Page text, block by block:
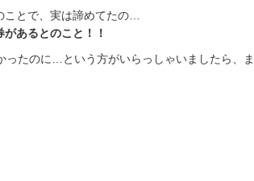
とで、実は諦めてたの…
あるとのこと！！
ったのに…という方がいらっしゃいましたら、ま